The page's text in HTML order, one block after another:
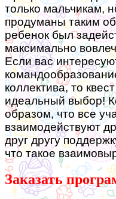
только мальчикам,
продуманы таким
ребенок был
максимально
Если вас
коллектива, то
идеальный выбор!
образом, что все
взаимодействуют
друг другу
что такое
Заказать